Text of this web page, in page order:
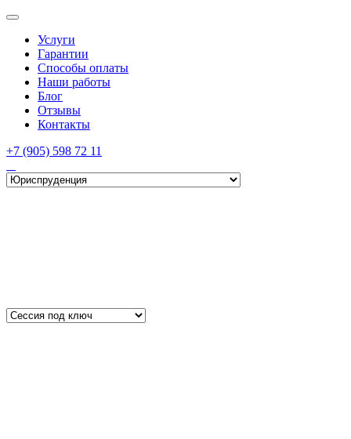
Услуги
Гарантии
Способы оплаты
Наши работы
Блог
Отзывы
Контакты
+7 (905) 598 72 11